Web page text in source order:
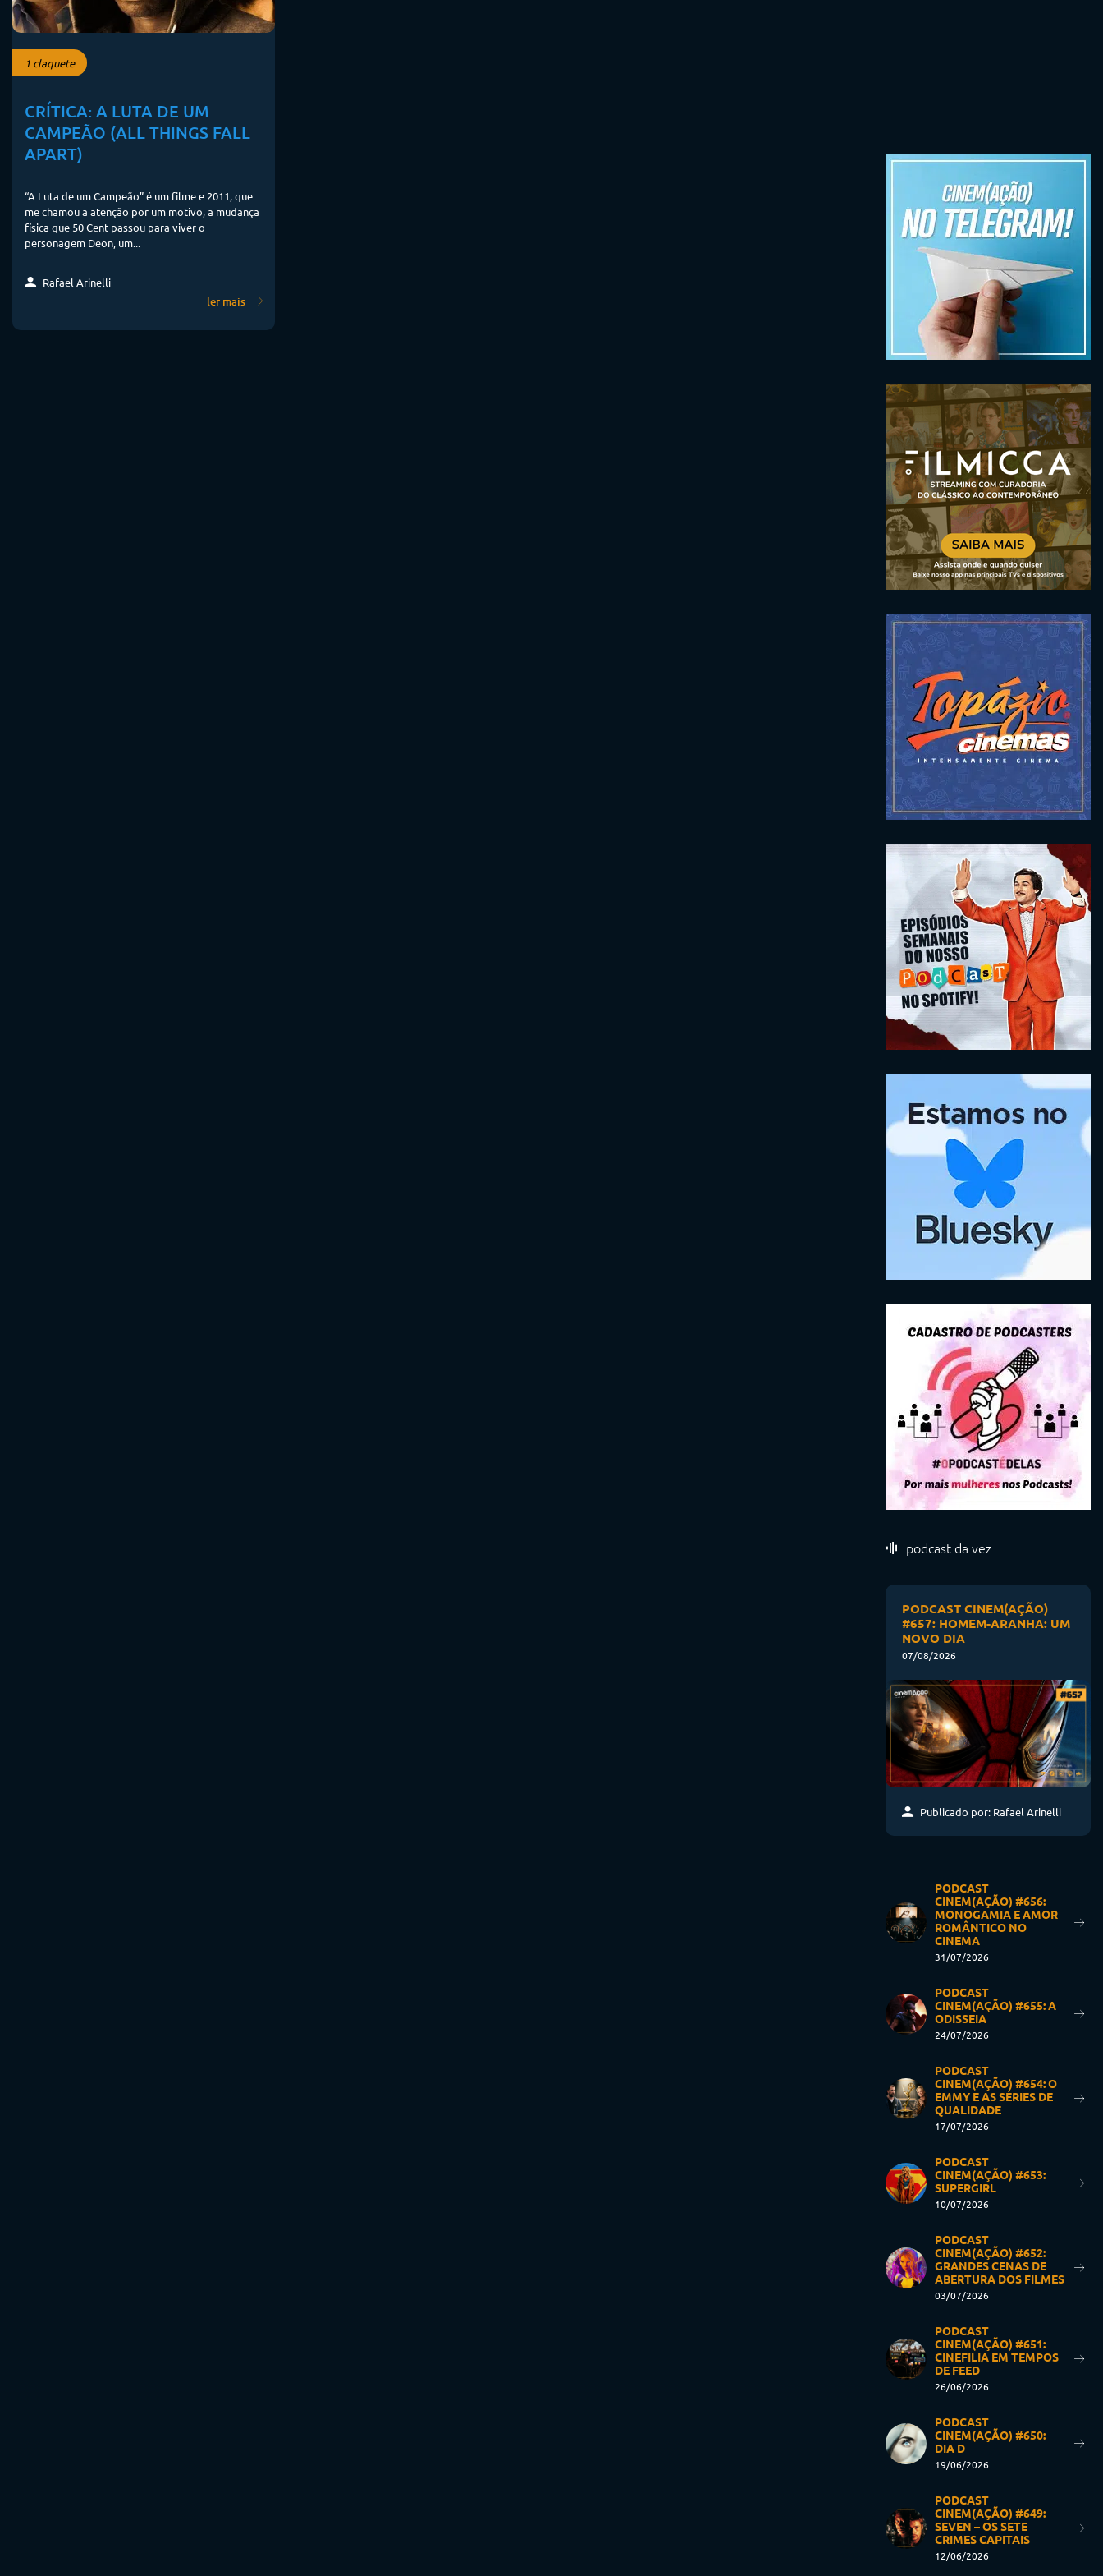
1 claquete
CRÍTICA: A LUTA DE UM
CAMPEÃO (ALL THINGS FALL
APART)
“A Luta de um Campeão” é um filme e 2011, que
me chamou a atenção por um motivo, a mudança
física que 50 Cent passou para viver o
personagem Deon, um...
Rafael Arinelli
ler mais
podcast da vez
PODCAST CINEM(AÇÃO)
#657: HOMEM-ARANHA: UM
NOVO DIA
07/08/2026
Publicado por: Rafael Arinelli
PODCAST
CINEM(AÇÃO) #656:
MONOGAMIA E AMOR
ROMÂNTICO NO
CINEMA
31/07/2026
PODCAST
CINEM(AÇÃO) #655: A
ODISSEIA
24/07/2026
PODCAST
CINEM(AÇÃO) #654: O
EMMY E AS SÉRIES DE
QUALIDADE
17/07/2026
PODCAST
CINEM(AÇÃO) #653:
SUPERGIRL
10/07/2026
PODCAST
CINEM(AÇÃO) #652:
GRANDES CENAS DE
ABERTURA DOS FILMES
03/07/2026
PODCAST
CINEM(AÇÃO) #651:
CINEFILIA EM TEMPOS
DE FEED
26/06/2026
PODCAST
CINEM(AÇÃO) #650:
DIA D
19/06/2026
PODCAST
CINEM(AÇÃO) #649:
SEVEN – OS SETE
CRIMES CAPITAIS
12/06/2026